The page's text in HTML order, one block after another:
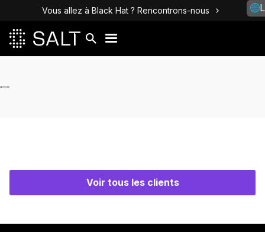
Vous allez à Black Hat ? Rencontrons-nous
Voir tous les clients